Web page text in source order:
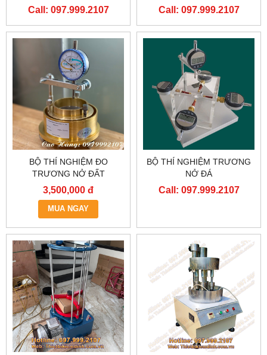
Call: 097.999.2107 Call: 097.999.2107
BỘ THÍ NGHIỆM ĐO
TRƯƠNG NỞ ĐẤT
3,500,000 đ
MUA NGAY
BỘ THÍ NGHIỆM TRƯƠNG
NỞ ĐÁ
Call: 097.999.2107